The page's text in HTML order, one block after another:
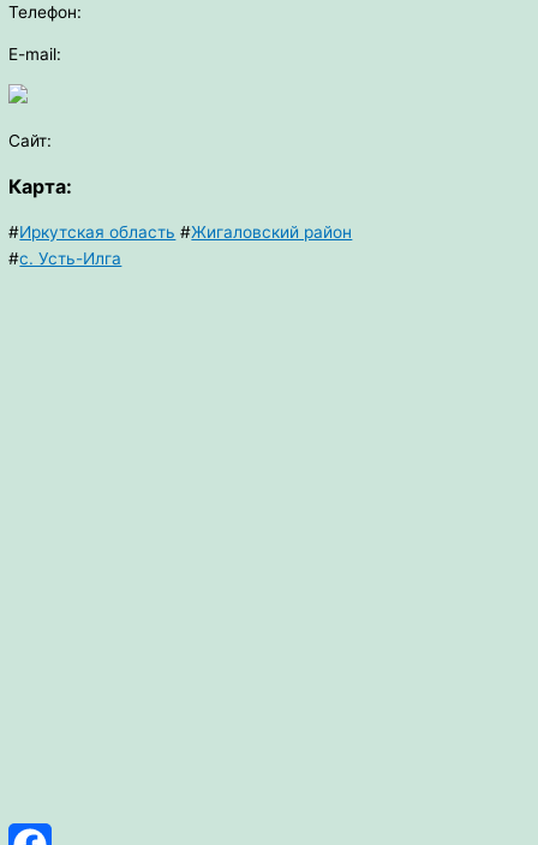
Телефон:
E-mail:
Сайт:
Карта:
#Иркутская область #Жигаловский район
#с. Усть-Илга